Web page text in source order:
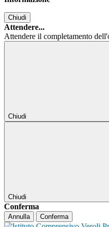
Chiudi
Attendere...
Attendere il completamento
Chiudi
Chiudi
Conferma
Annulla Conferma